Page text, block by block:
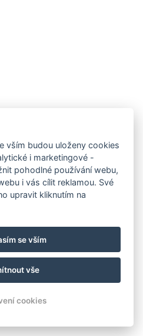
170 170
vším budou uloženy cookies
i marketingové -
pohodlné používání webu,
i vás cílit reklamou. Své
upravit kliknutím na
se vším
vše
cookies